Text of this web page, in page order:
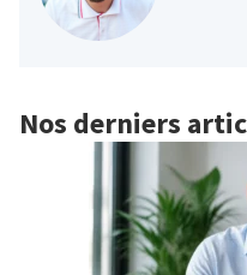
Nos derniers